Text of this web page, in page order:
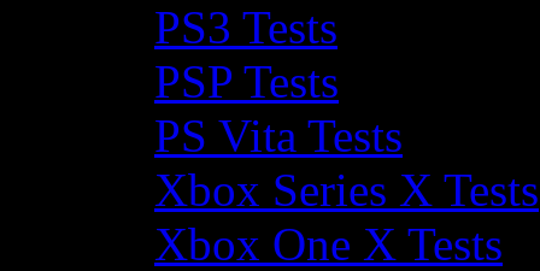
PS3 Tests
PSP Tests
PS Vita Tests
Xbox Series X Tests
Xbox One X Tests